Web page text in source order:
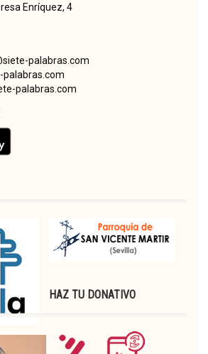
Enríquez, 4
palabras.com
palabras.com
HAZ TU DONATIVO